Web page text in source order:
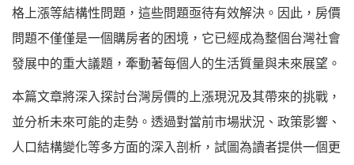
格上漲等結構性問題，這些問題亟待有效解決。因此，房價
問題不僅僅是一個購房者的困境，它已經成為整個台灣社會
發展中的重大議題，牽動著每個人的生活質量與未來展望。
本篇文章將深入探討台灣房價的上漲現況及其帶來的挑戰，
並分析未來可能的走勢。透過對當前市場狀況、政策影響、
人口結構變化等多方面的深入剖析，試圖為讀者提供一個更